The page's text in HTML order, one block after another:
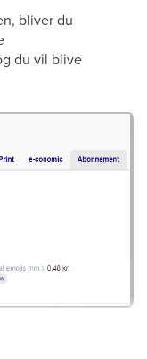
bliver du
du vil blive